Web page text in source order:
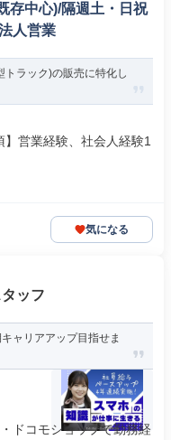
存中心)/隔週土・日祝
人営業
ラック)の販売に特化し
営業経験、社会人経験1
気になる
ッフ
ャリアアップ目指せま
ドコモショップで勤務経